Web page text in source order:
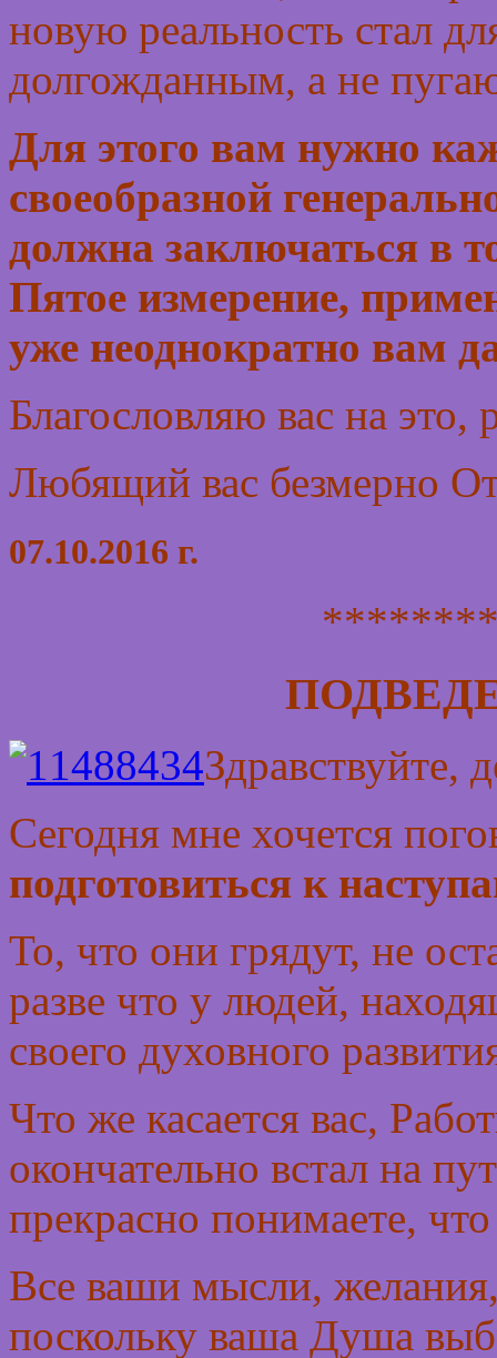
новую реальность стал
долгожданным, а не
Для этого вам нужно
своеобразной
должна заключаться в
Пятое измерение,
уже неоднократно вам
Благословляю вас на
Любящий вас безмерно
07.10.2016 г.
Сегодня мне хочется
подготовиться к
То, что они грядут, не
разве что у людей,
своего духовного
Что же касается вас,
окончательно встал на
прекрасно понимаете,
Все ваши мысли,
поскольку ваша Душа